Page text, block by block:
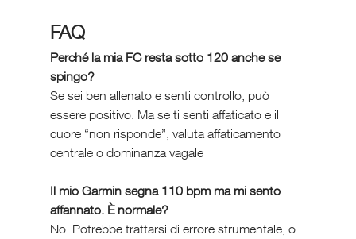
FAQ
Perché la mia FC resta sotto 120 anche se
spingo?
Se sei ben allenato e senti controllo, può
essere positivo. Ma se ti senti affaticato e il
cuore “non risponde”, valuta affaticamento
centrale o dominanza vagale
Il mio Garmin segna 110 bpm ma mi sento
affannato. È normale?
No. Potrebbe trattarsi di errore strumentale, o